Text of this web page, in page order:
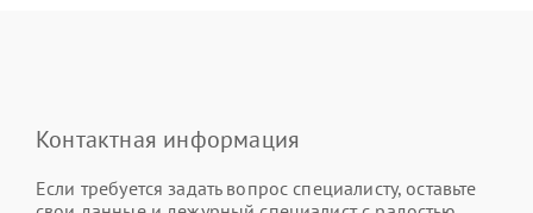
Контактная информация
Если требуется задать вопрос специалисту, оставьте